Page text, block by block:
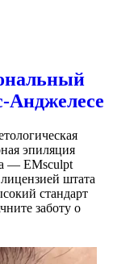
Анджелесе
эпиляция
— EMsculpt
штата
стандарт
заботу о